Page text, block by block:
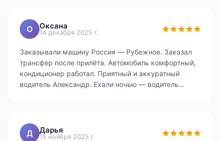
О Оксана
14 декабря 2025 г.
Заказывали машину Россия — Рубежное. Заказал
трансфер после прилёта. Автомобиль комфортный,
кондиционер работал. Приятный и аккуратный
водитель Александр. Ехали ночью — водитель
Д Дарья
15 ноября 2025 г.